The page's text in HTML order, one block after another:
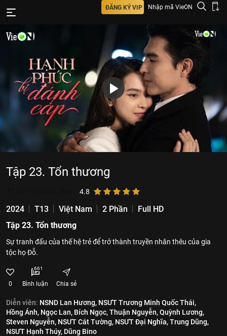
ĐĂNG KÝ VIP Nhập mã VieON
Tập 23. Tổn thương
4.8
2024 T13 Việt Nam 2 Phần
Full HD
Tập 23. Tổn thương
Sự tranh đấu của thế hệ trẻ để trở thành truyền nhân thêu của gia
tộc họ Đỗ.
0
661
Bình luận Chia sẻ
Diễn viên: NSND Lan Hương, NSƯT Trương Minh Quốc Thái,
Hồng Ánh, Ngọc Lan, Bích Ngọc,Thuận Nguyễn,Quỳnh Lương,
Steven Nguyễn, NSƯT Cát Tường, NSƯT Đại Nghĩa,Trung Dũng,
NSƯT Hạnh Thúy, Dũng Bino